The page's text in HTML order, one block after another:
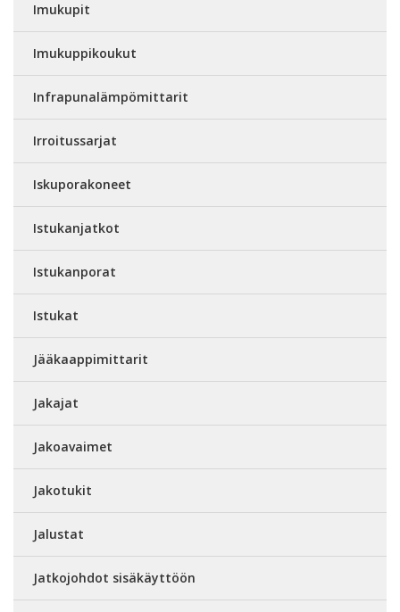
Imukupit
Imukuppikoukut
Infrapunalämpömittarit
Irroitussarjat
Iskuporakoneet
Istukanjatkot
Istukanporat
Istukat
Jääkaappimittarit
Jakajat
Jakoavaimet
Jakotukit
Jalustat
Jatkojohdot sisäkäyttöön